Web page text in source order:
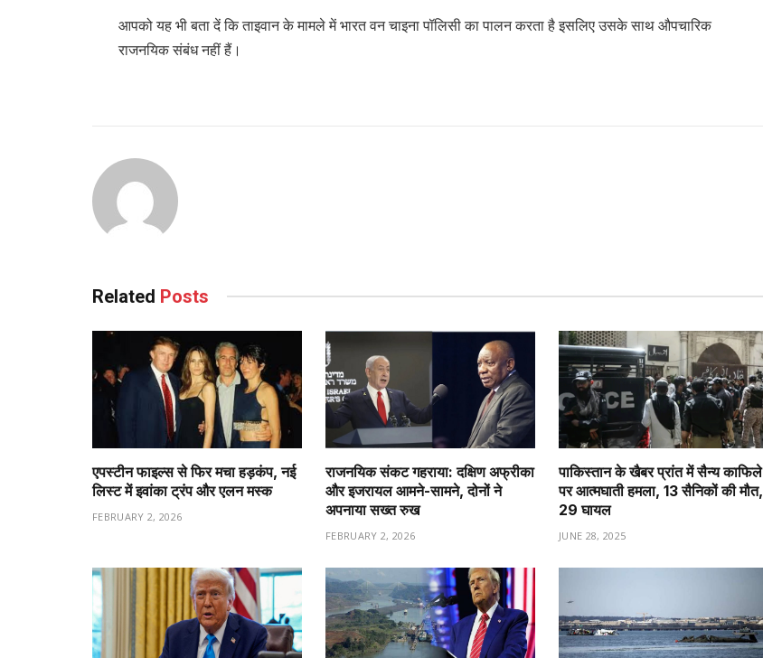
आपको यह भी बता दें कि ताइवान के मामले में भारत वन चाइना पॉलिसी का पालन करता है इसलिए उसके साथ औपचारिक
राजनयिक संबंध नहीं हैं।
Related Posts
एपस्टीन फाइल्स से फिर मचा हड़कंप, नई
लिस्ट में इवांका ट्रंप और एलन मस्क
FEBRUARY 2, 2026
राजनयिक संकट गहराया: दक्षिण अफ्रीका
और इजरायल आमने-सामने, दोनों ने
अपनाया सख्त रुख
FEBRUARY 2, 2026
पाकिस्तान के खैबर प्रांत में सैन्य काफिले
पर आत्मघाती हमला, 13 सैनिकों की मौत,
29 घायल
JUNE 28, 2025